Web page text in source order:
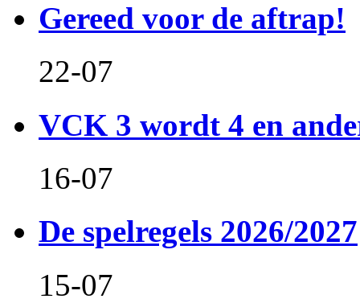
Gereed voor de aftrap!
22-07
VCK 3 wordt 4 en
16-07
De spelregels 2026/2027
15-07